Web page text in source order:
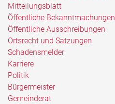
Mitteilungsblatt
Öffentliche Bekanntmachungen
Öffentliche Ausschreibungen
Ortsrecht und Satzungen
Schadensmelder
Karriere
Politik
Bürgermeister
Gemeinderat